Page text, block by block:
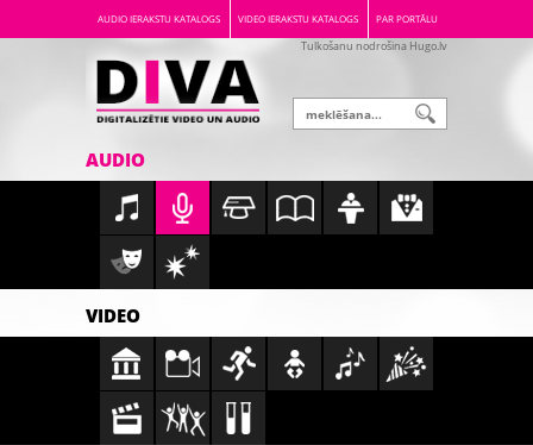
AUDIO IERAKSTU KATALOGS VIDEO IERAKSTU KATALOGS PAR PORTĀLU
Tulkošanu nodrošina Hugo.lv
AUDIO
VIDEO